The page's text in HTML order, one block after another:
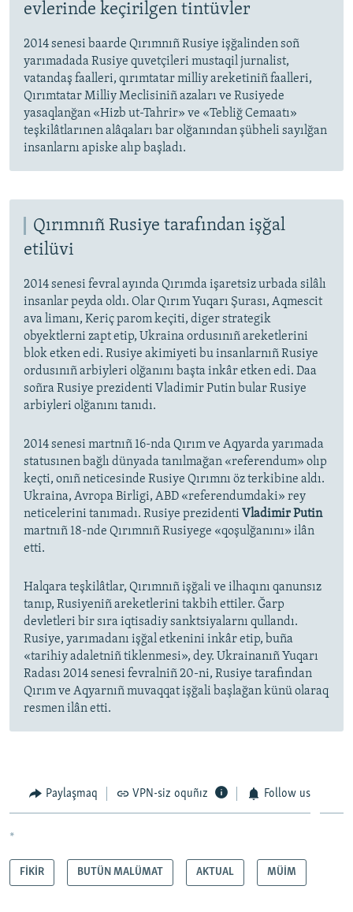
evlerinde keçirilgen tintüvler
2014 senesi baarde Qırımnıñ Rusiye işğalinden soñ
yarımadada Rusiye quvetçileri mustaqil jurnalist,
vatandaş faalleri, qırımtatar milliy areketiniñ faalleri,
Qırımtatar Milliy Meclisiniñ azaları ve Rusiyede
yasaqlanğan «Hizb ut-Tahrir» ve «Tebliğ Cemaatı»
teşkilâtlarınen alâqaları bar olğanından şübheli sayılğan
insanlarnı apiske alıp başladı.
Qırımnıñ Rusiye tarafından işğal
etilüvi
2014 senesi fevral ayında Qırımda işaretsiz urbada silâlı
insanlar peyda oldı. Olar Qırım Yuqarı Şurası, Aqmescit
ava limanı, Keriç parom keçiti, diger strategik
obyektlerni zapt etip, Ukraina ordusınıñ areketlerini
blok etken edi. Rusiye akimiyeti bu insanlarnıñ Rusiye
ordusınıñ arbiyleri olğanını başta inkâr etken edi. Daa
soñra Rusiye prezidenti Vladimir Putin bular Rusiye
arbiyleri olğanını tanıdı.
2014 senesi martnıñ 16-nda Qırım ve Aqyarda yarımada
statusınen bağlı dünyada tanılmağan «referendum» olıp
keçti, onıñ neticesinde Rusiye Qırımnı öz terkibine aldı.
Ukraina, Avropa Birligi, ABD «referendumdaki» rey
neticelerini tanımadı. Rusiye prezidenti Vladimir Putin
martnıñ 18-nde Qırımnıñ Rusiyege «qoşulğanını» ilân
etti.
Halqara teşkilâtlar, Qırımnıñ işğali ve ilhaqını qanunsız
tanıp, Rusiyeniñ areketlerini takbih ettiler. Ğarp
devletleri bir sıra iqtisadiy sanktsiyalarnı qullandı.
Rusiye, yarımadanı işğal etkenini inkâr etip, buña
«tarihiy adaletniñ tiklenmesi», dey. Ukrainanıñ Yuqarı
Radası 2014 senesi fevralniñ 20-ni, Rusiye tarafından
Qırım ve Aqyarnıñ muvaqqat işğali başlağan künü olaraq
resmen ilân etti.
Paylaşmaq VPN-siz oquñız Follow us
*
FİKİR BUTÜN MALÜMAT AKTUAL MÜİM